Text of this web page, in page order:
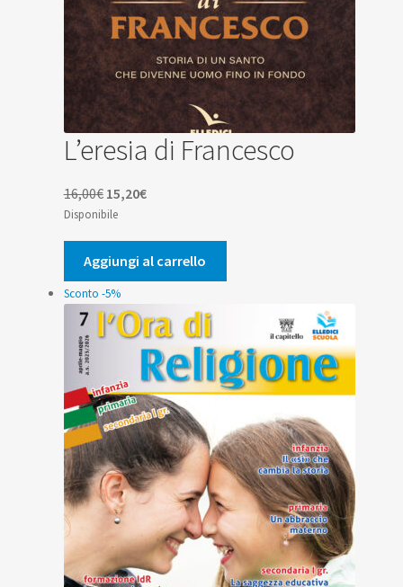
L’eresia di Francesco
16,00€ Il
prezzo
originale
era:
16,00€.
15,20€Il
attuale
è:
15,20€.
Disponibile
Aggiungi al carrello
Sconto -5%